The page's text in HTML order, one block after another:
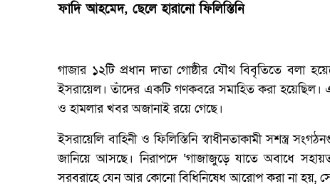
ফাদি আহমেদ, ছেলে হারানো ফিলিস্তিনি
গাজার ১২টি প্রধান দাতা গোষ্ঠীর যৌথ বিবৃতিতে বলা
ইসরায়েল। তাঁদের একটি গণকবরে সমাহিত করা হয়েছিল।
ও হামলার খবর অজানাই রয়ে গেছে।
ইসরায়েলি বাহিনী ও ফিলিস্তিনি স্বাধীনতাকামী সশস্ত্র
জানিয়ে আসছে। নিরাপদে ‘গাজাজুড়ে যাতে অবাধে
সরবরাহে যেন আর কোনো বিধিনিষেধ আরোপ করা না হয়,